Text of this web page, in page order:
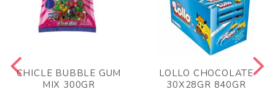
CHICLE BUBBLE GUM
MIX 300GR
LOLLO CHOCOLATE
30X28GR 840GR